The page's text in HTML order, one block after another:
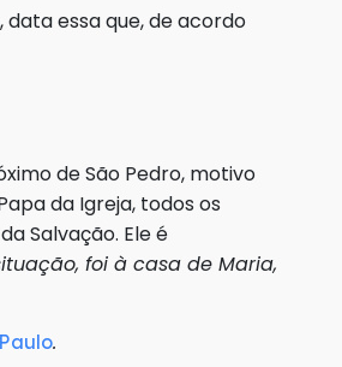
essa que, de acordo
de São Pedro, motivo
da Igreja, todos os
Salvação. Ele é
foi à casa de Maria,
.